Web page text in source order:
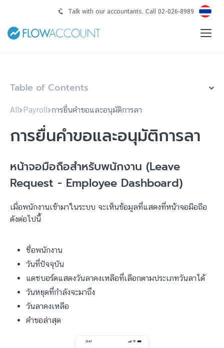
Talk with our accountants. Call 02-026-8989
Table of Contents
All Payroll การยื่นคำขอและอนุมัติการลา
การยื่นคำขอและอนุมัติการลา
หน้าจอมือถือสำหรับพนักงาน (Leave
Request - Employee Dashboard)
เมื่อพนักงานเข้ามาในระบบ จะเห็นข้อมูลที่แสดงที่หน้าจอมือถือ
ดังต่อไปนี้
ชื่อพนักงาน
วันที่ปัจจุบัน
แดชบอร์ดแสดงวันลาคงเหลือที่เลือกตามประเภทวันลาได้
วันหยุดที่กำลังจะมาถึง
วันลาคงเหลือ
คำขอล่าสุด